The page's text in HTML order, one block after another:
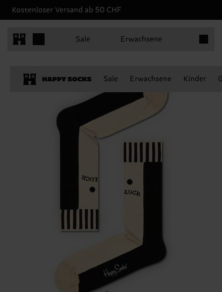
Kostenloser Versand ab 50 CHF
Sale Erwachsene
Sale Erwachsene Kinder